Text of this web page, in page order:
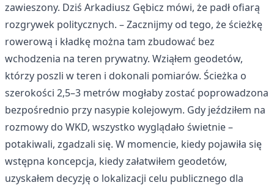
zawieszony. Dziś Arkadiusz Gębicz mówi, że padł ofiarą
rozgrywek politycznych. – Zacznijmy od tego, że ścieżkę
rowerową i kładkę można tam zbudować bez
wchodzenia na teren prywatny. Wziąłem geodetów,
którzy poszli w teren i dokonali pomiarów. Ścieżka o
szerokości 2,5–3 metrów mogłaby zostać poprowadzona
bezpośrednio przy nasypie kolejowym. Gdy jeździłem na
rozmowy do WKD, wszystko wyglądało świetnie –
potakiwali, zgadzali się. W momencie, kiedy pojawiła się
wstępna koncepcja, kiedy załatwiłem geodetów,
uzyskałem decyzję o lokalizacji celu publicznego dla